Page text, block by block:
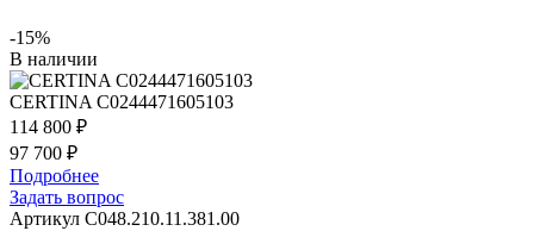
-15%
В наличии
CERTINA C0244471605103
114 800 ₽
97 700 ₽
Подробнее
Задать вопрос
Артикул C048.210.11.381.00